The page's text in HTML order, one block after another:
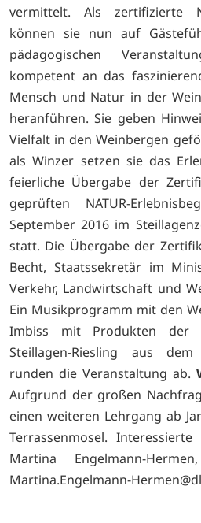
vermittelt. Als zertifizierte
können sie nun auf
pädagogischen
kompetent an das
Mensch und Natur in der
heranführen. Sie geben
Vielfalt in den Weinbergen
als Winzer setzen sie das
feierliche Übergabe der
geprüften NATUR-
September 2016 im
statt. Die Übergabe der
Becht, Staatssekretär im
Verkehr, Landwirtschaft und
Ein Musikprogramm mit den
Imbiss mit Produkten der
Steillagen-Riesling aus
runden die Veranstaltung ab.
Aufgrund der großen
einen weiteren Lehrgang ab
Terrassenmosel.
Martina Engelmann-
Martina.Engelmann-